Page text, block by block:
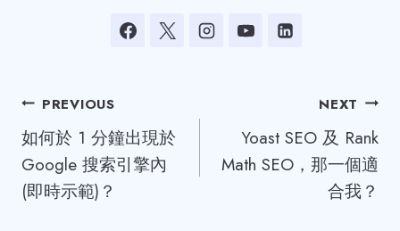
Post
navigation
PREVIOUS
如何於 1 分鐘出現於
Google 搜索引擎內
(即時示範)？
NEXT
Yoast SEO 及 Rank
Math SEO，那一個適
合我？